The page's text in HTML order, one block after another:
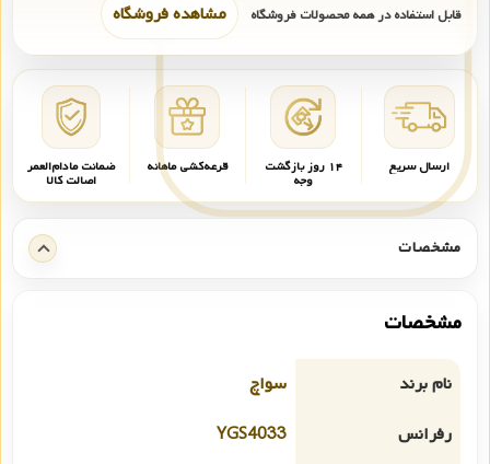
قابل استفاده در همه محصولات فروشگاه مشاهده فروشگاه
ارسال سریع ۱۴ روز بازگشت
وجه
قرعه‌کشی ماهانه ضمانت مادام‌العمر
اصالت کالا
مشخصات
مشخصات
نام برند
سواچ
رفرانس
YGS4033